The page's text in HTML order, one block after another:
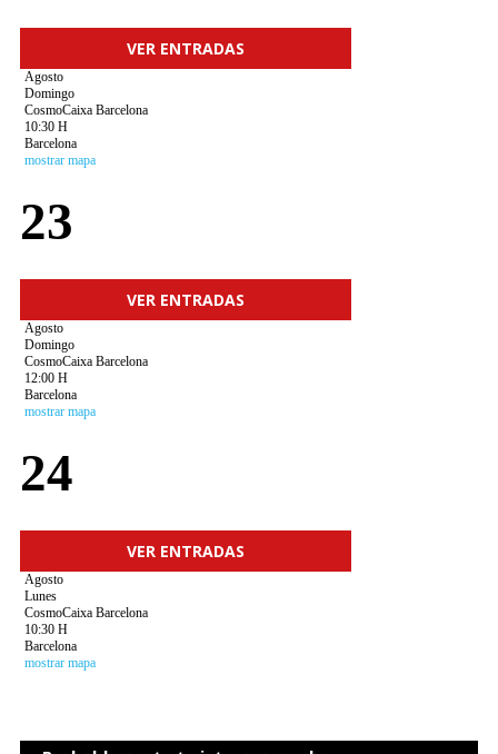
VER ENTRADAS
Agosto
Domingo
CosmoCaixa Barcelona
10:30 H
Barcelona
mostrar mapa
23
VER ENTRADAS
Agosto
Domingo
CosmoCaixa Barcelona
12:00 H
Barcelona
mostrar mapa
24
VER ENTRADAS
Agosto
Lunes
CosmoCaixa Barcelona
10:30 H
Barcelona
mostrar mapa